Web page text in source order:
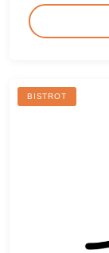
BISTROT